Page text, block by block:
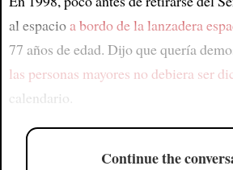
al espacioa bordo dela lanzadera
77 años de edad. Dijo que quería
las personas mayores no debiera ser
calendario.
Continue the